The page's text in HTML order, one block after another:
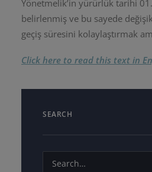
Yönetmelik’in yürürlük tarihi
belirlenmiş ve bu sayede
geçiş süresini kolaylaştırmak
Click here to read this text in
SEARCH